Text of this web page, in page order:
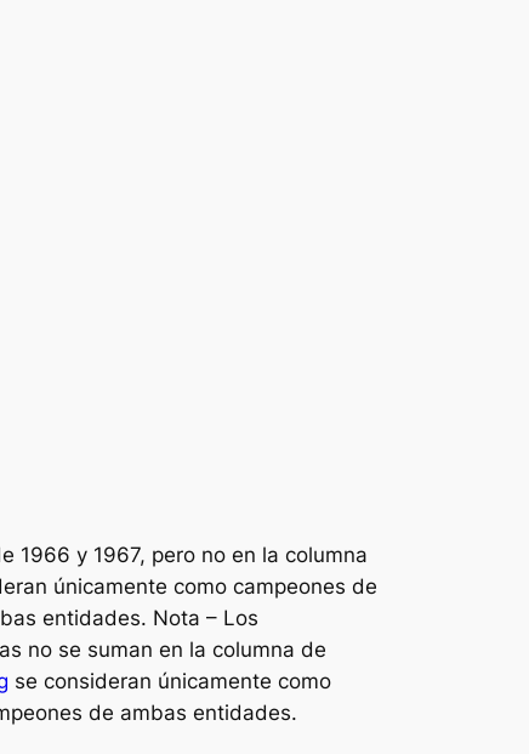
1966 y 1967, pero no en la columna
únicamente como campeones de
entidades. Nota – Los
no se suman en la columna de
se consideran únicamente como
de ambas entidades.